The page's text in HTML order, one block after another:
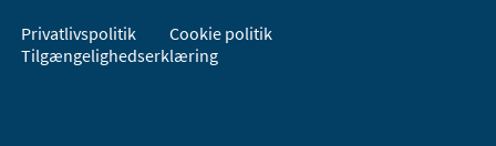
Privatlivspolitik
Cookie politik
Tilgængelighedserklæring